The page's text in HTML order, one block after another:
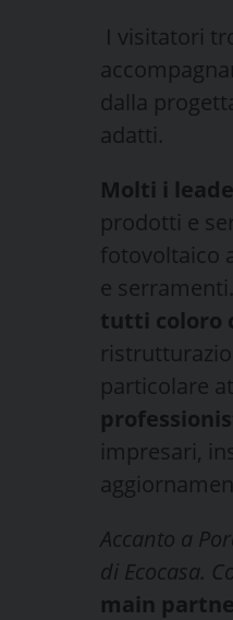
I visitatori
dalla
adatti.
Molti i
prodotti e
fotovoltaico
e serramenti.
tutti coloro
particolare
impresari,
Accanto a
di Ecocasa.
main